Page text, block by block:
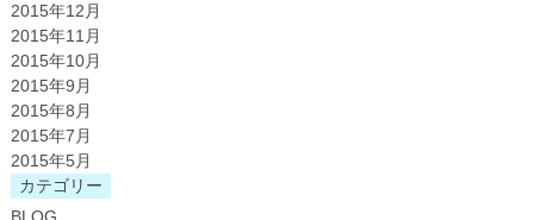
2015年12月
2015年11月
2015年10月
2015年9月
2015年8月
2015年7月
2015年5月
カテゴリー